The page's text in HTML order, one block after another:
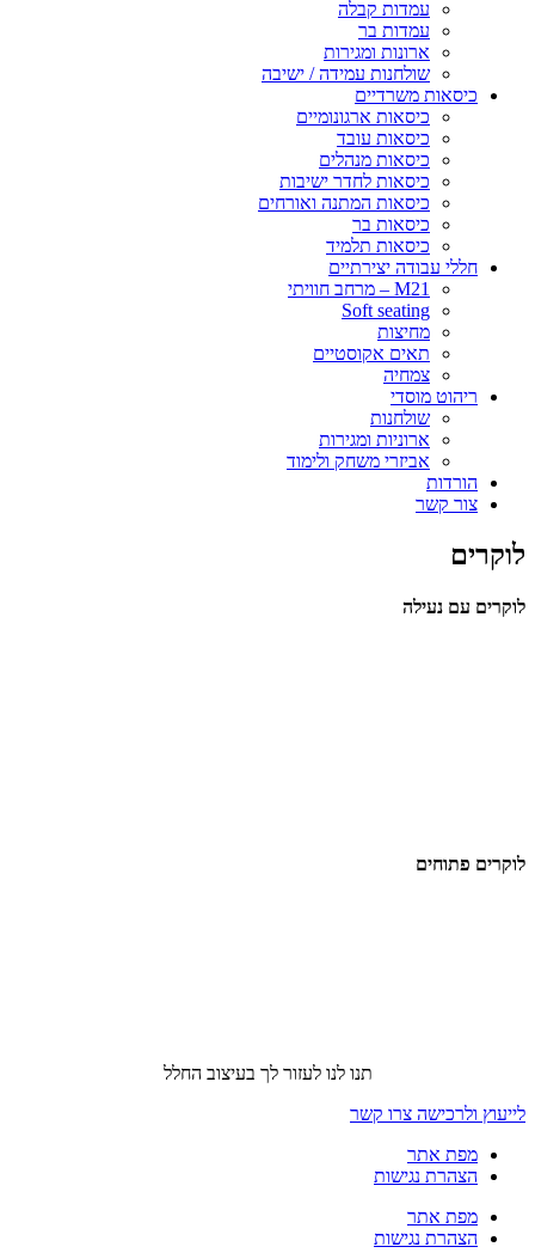
עמדות קבלה
עמדות בר
ארונות ומגירות
שולחנות עמידה / ישיבה
כיסאות משרדיים
כיסאות ארגונומיים
כיסאות עובד
כיסאות מנהלים
כיסאות לחדר ישיבות
כיסאות המתנה ואורחים
כיסאות בר
כיסאות תלמיד
חללי עבודה יצירתיים
M21 – מרחב חוויתי
Soft seating
מחיצות
תאים אקוסטיים
צמחיה
ריהוט מוסדי
שולחנות
ארוניות ומגירות
אביזרי משחק ולימוד
הורדות
צור קשר
לוקרים
לוקרים עם נעילה
לוקרים פתוחים
תנו לנו לעזור לך בעיצוב החלל
לייעוץ ולרכישה צרו קשר
מפת אתר
הצהרת נגישות
מפת אתר
הצהרת נגישות